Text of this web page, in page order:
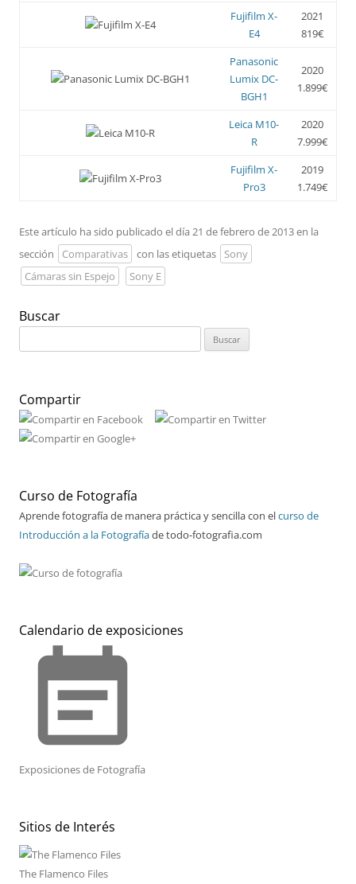
Fujifilm X-
E4
2021
819€
Panasonic
Lumix DC-
BGH1
2020
1.899€
Leica M10-
R
2020
7.999€
Fujifilm X-
Pro3
2019
1.749€
Este artículo ha sido publicado el día 21 de febrero de 2013 en la
sección
Comparativas con las etiquetas
Sony
Cámaras sin Espejo
Sony E
Buscar
Compartir
Curso de Fotografía
Aprende fotografía de manera práctica y sencilla con elcurso de
Introducción a la Fotografíade todo-fotografia.com
Calendario de exposiciones
event_note
Exposiciones de Fotografía
Sitios de Interés
The Flamenco Files